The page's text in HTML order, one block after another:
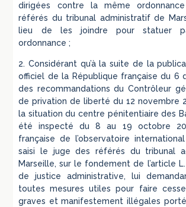
dirigées contre la même
référés du tribunal administratif de
lieu de les joindre pour statuer
ordonnance ;
2. Considérant qu’à la suite de la
officiel de la République française du 6
des recommandations du Contrôleur
de privation de liberté du 12 novembre
la situation du centre pénitentiaire des
été inspecté du 8 au 19 octobre
française de l’observatoire
saisi le juge des référés du tribunal
Marseille, sur le fondement de l’article
de justice administrative, lui
toutes mesures utiles pour faire
graves et manifestement illégales